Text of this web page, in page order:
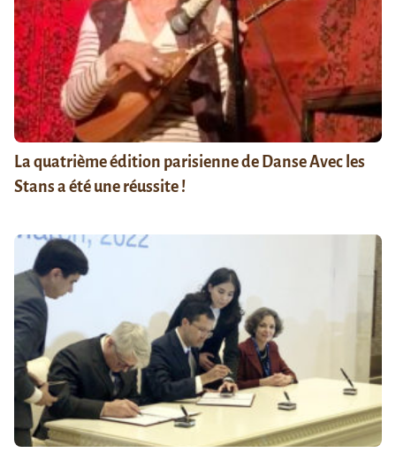
La quatrième édition parisienne de Danse Avec les
Stans a été une réussite !